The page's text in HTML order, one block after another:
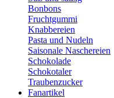
Bonbons
Fruchtgummi
Knabbereien
Pasta und Nudeln
Saisonale Naschereien
Schokolade
Schokotaler
Traubenzucker
Fanartikel